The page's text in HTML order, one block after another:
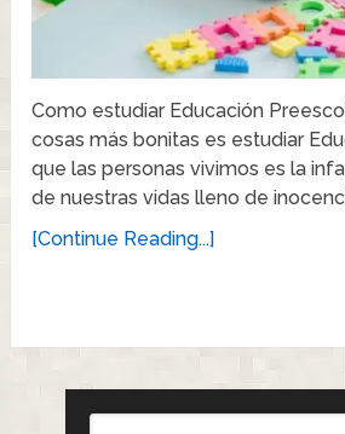
Como estudiar Educación
cosas más bonitas es estudiar
que las personas vivimos es la
de nuestras vidas lleno de
[Continue Reading...]